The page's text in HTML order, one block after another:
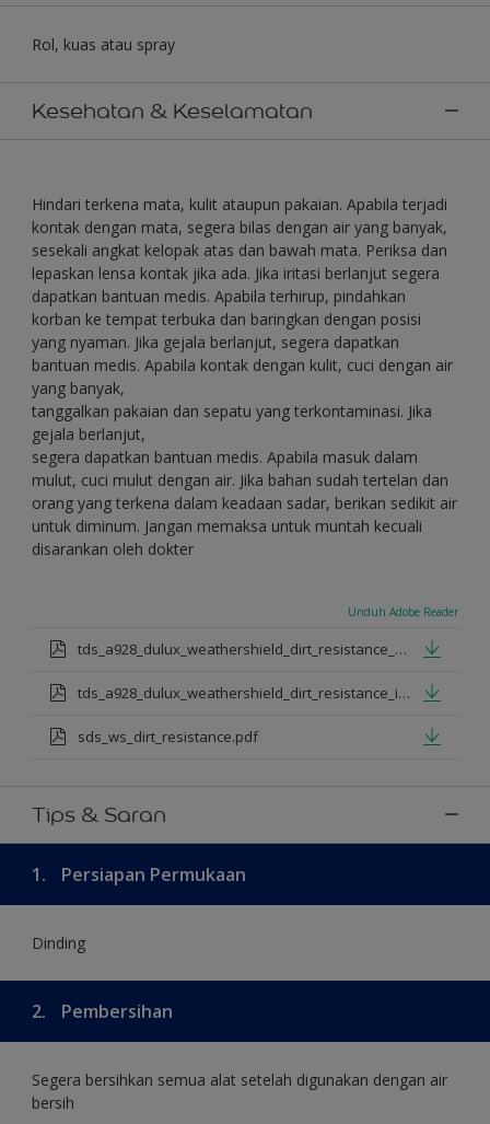
Rol, kuas atau spray
Kesehatan & Keselamatan
Hindari terkena mata, kulit ataupun pakaian. Apabila terjadi
kontak dengan mata, segera bilas dengan air yang banyak,
sesekali angkat kelopak atas dan bawah mata. Periksa dan
lepaskan lensa kontak jika ada. Jika iritasi berlanjut segera
dapatkan bantuan medis. Apabila terhirup, pindahkan
korban ke tempat terbuka dan baringkan dengan posisi
yang nyaman. Jika gejala berlanjut, segera dapatkan
bantuan medis. Apabila kontak dengan kulit, cuci dengan air
yang banyak,
tanggalkan pakaian dan sepatu yang terkontaminasi. Jika
gejala berlanjut,
segera dapatkan bantuan medis. Apabila masuk dalam
mulut, cuci mulut dengan air. Jika bahan sudah tertelan dan
orang yang terkena dalam keadaan sadar, berikan sedikit air
untuk diminum. Jangan memaksa untuk muntah kecuali
disarankan oleh dokter
Unduh Adobe Reader
tds_a928_dulux_weathershield_dirt_resistance_en_jan_2025.pdf
tds_a928_dulux_weathershield_dirt_resistance_id_jan_2025.pdf
sds_ws_dirt_resistance.pdf
Tips & Saran
1. Persiapan Permukaan
Dinding
2. Pembersihan
Segera bersihkan semua alat setelah digunakan dengan air
bersih